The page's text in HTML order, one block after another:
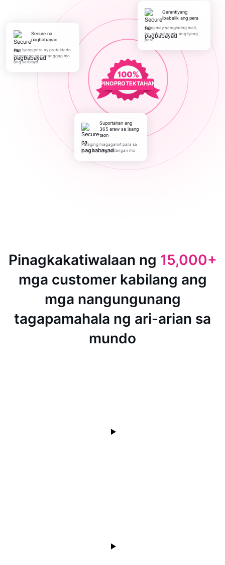
PINOPROTEKTAHAN
Secure na
pagbabayad
Ang iyong pera ay protektado
hanggang sa matanggap mo
ang serbisyo
Garantiyang
ibabalik ang pera
Kung may nangyaring mali,
ire-refund namin ang iyong
pera
Suportahan ang
365 araw sa isang
taon
Palaging magagamit para sa
kung ano ang kailangan mo
Pinagkakatiwalaan ng 15,000+
mga customer kabilang ang
mga nangungunang
tagapamahala ng ari-arian sa
mundo